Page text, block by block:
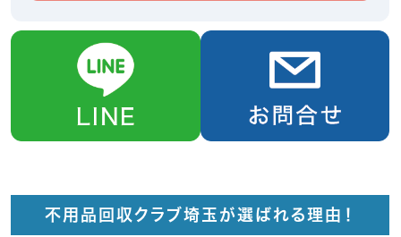
不用品回収クラブ埼玉が選ばれる理由！